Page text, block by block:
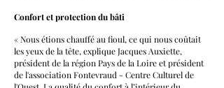
Confort et protection du bâti
« Nous étions chauffé au fioul, ce qui nous coûtait
les yeux de la tête, explique Jacques Auxiette,
président de la région Pays de la Loire et président
de l'association Fontevraud - Centre Culturel de